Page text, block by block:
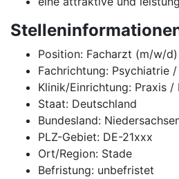
Position: Facharzt (m/w/d)
Fachrichtung: Psychiatrie
Klinik/Einrichtung: Praxis /
Staat: Deutschland
Bundesland:
PLZ-Gebiet: DE-21xxx
Ort/Region: Stade
Befristung: unbefristet